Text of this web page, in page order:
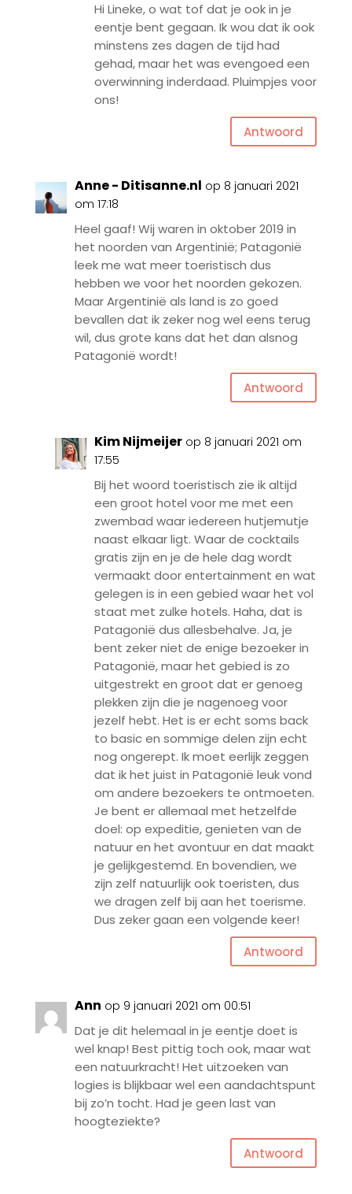
Hi Lineke, o wat tof dat je ook in je
eentje bent gegaan. Ik wou dat ik ook
minstens zes dagen de tijd had
gehad, maar het was evengoed een
overwinning inderdaad. Pluimpjes voor
ons!
Antwoord
Anne - Ditisanne.nl op 8 januari 2021
om 17:18
Heel gaaf! Wij waren in oktober 2019 in
het noorden van Argentinië; Patagonië
leek me wat meer toeristisch dus
hebben we voor het noorden gekozen.
Maar Argentinië als land is zo goed
bevallen dat ik zeker nog wel eens terug
wil, dus grote kans dat het dan alsnog
Patagonië wordt!
Antwoord
Kim Nijmeijer op 8 januari 2021 om
17:55
Bij het woord toeristisch zie ik altijd
een groot hotel voor me met een
zwembad waar iedereen hutjemutje
naast elkaar ligt. Waar de cocktails
gratis zijn en je de hele dag wordt
vermaakt door entertainment en wat
gelegen is in een gebied waar het vol
staat met zulke hotels. Haha, dat is
Patagonië dus allesbehalve. Ja, je
bent zeker niet de enige bezoeker in
Patagonië, maar het gebied is zo
uitgestrekt en groot dat er genoeg
plekken zijn die je nagenoeg voor
jezelf hebt. Het is er echt soms back
to basic en sommige delen zijn echt
nog ongerept. Ik moet eerlijk zeggen
dat ik het juist in Patagonië leuk vond
om andere bezoekers te ontmoeten.
Je bent er allemaal met hetzelfde
doel: op expeditie, genieten van de
natuur en het avontuur en dat maakt
je gelijkgestemd. En bovendien, we
zijn zelf natuurlijk ook toeristen, dus
we dragen zelf bij aan het toerisme.
Dus zeker gaan een volgende keer!
Antwoord
Ann op 9 januari 2021 om 00:51
Dat je dit helemaal in je eentje doet is
wel knap! Best pittig toch ook, maar wat
een natuurkracht! Het uitzoeken van
logies is blijkbaar wel een aandachtspunt
bij zo’n tocht. Had je geen last van
hoogteziekte?
Antwoord